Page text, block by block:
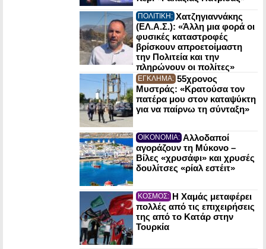
ΠΟΛΙΤΙΚΗ: Χατζηγιαννάκης
(ΕΛ.Α.Σ.): «Άλλη μια φορά οι
φυσικές καταστροφές
βρίσκουν απροετοίμαστη
την Πολιτεία και την
πληρώνουν οι πολίτες»
ΕΓΚΛΗΜΑ: 55χρονος
Μυστράς: «Κρατούσα τον
πατέρα μου στον καταψύκτη
για να παίρνω τη σύνταξη»
ΟΙΚΟΝΟΜΙΑ: Αλλοδαποί
αγοράζουν τη Μύκονο –
Βίλες «χρυσάφι» και χρυσές
δουλίτσες «ρίαλ εστέιτ»
ΚΟΣΜΟΣ: Η Χαμάς μεταφέρει
πολλές από τις επιχειρήσεις
της από το Κατάρ στην
Τουρκία